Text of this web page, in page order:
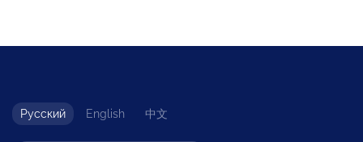
Русский English 中文